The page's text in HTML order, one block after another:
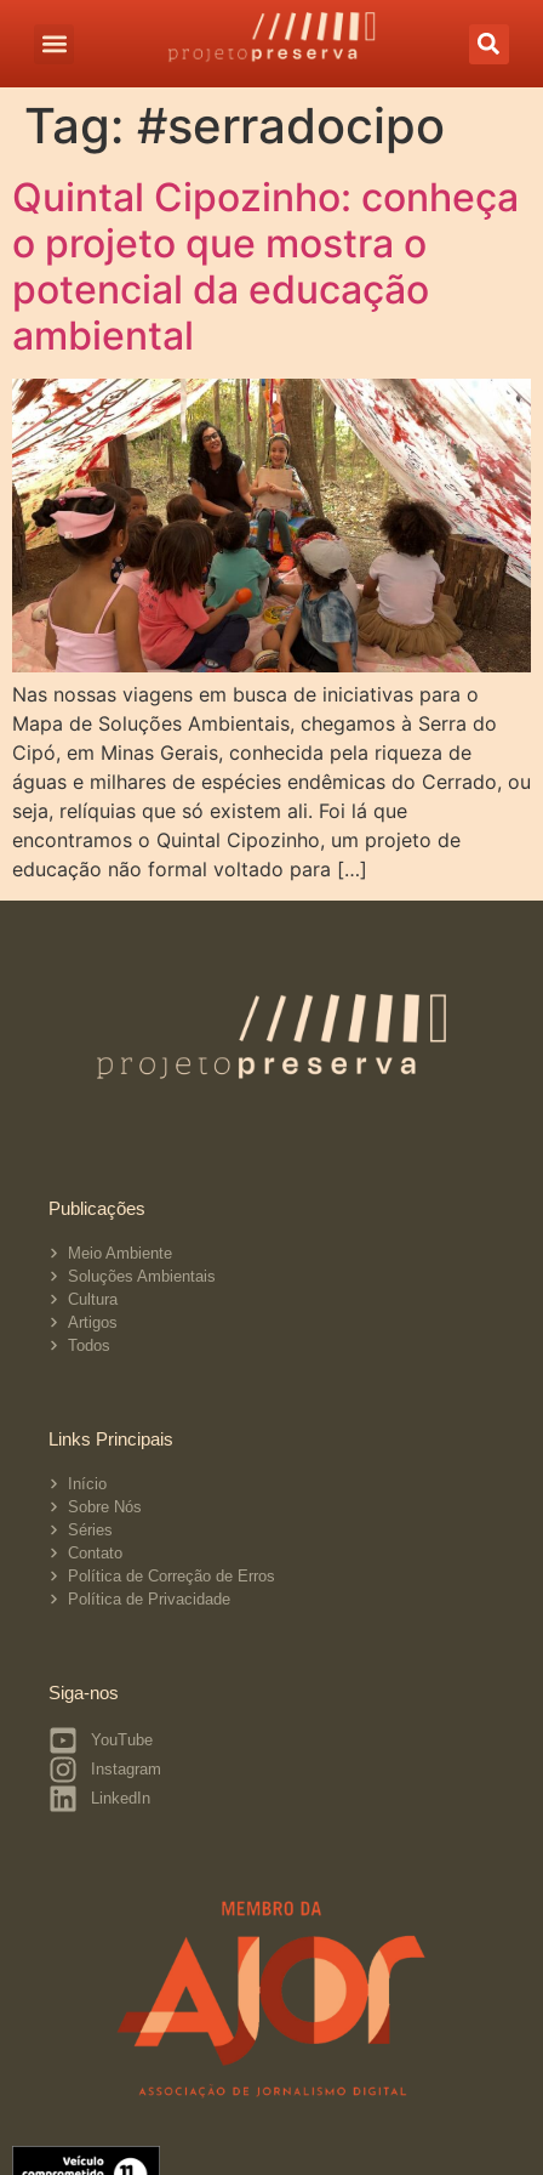
Tag: #serradocipo
Quintal Cipozinho: conheça
o projeto que mostra o
potencial da educação
ambiental
Nas nossas viagens em busca de iniciativas para o
Mapa de Soluções Ambientais, chegamos à Serra do
Cipó, em Minas Gerais, conhecida pela riqueza de
águas e milhares de espécies endêmicas do Cerrado, ou
seja, relíquias que só existem ali. Foi lá que
encontramos o Quintal Cipozinho, um projeto de
educação não formal voltado para […]
Publicações
Meio Ambiente
Soluções Ambientais
Cultura
Artigos
Todos
Links Principais
Início
Sobre Nós
Séries
Contato
Política de Correção de Erros
Política de Privacidade
Siga-nos
YouTube
Instagram
LinkedIn